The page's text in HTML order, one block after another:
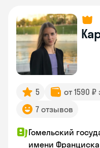
5 от 1590
7 отзывов
Гомельский
имени